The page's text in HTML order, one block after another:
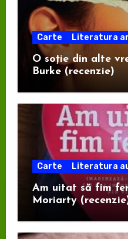
Carte Literatura
O soție din alte
Burke (recenzie)
Carte Literatura
Am uitat să fim
Moriarty